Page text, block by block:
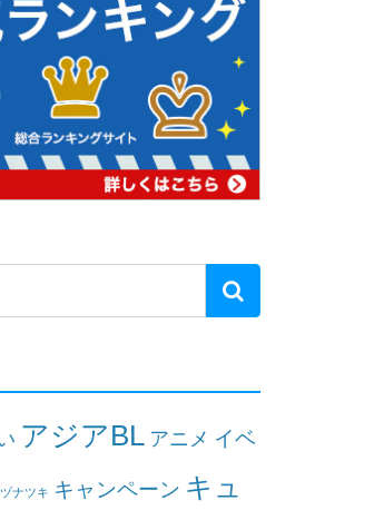
アジアBL アニメ イベ
ナツキ キャンペーン キュ